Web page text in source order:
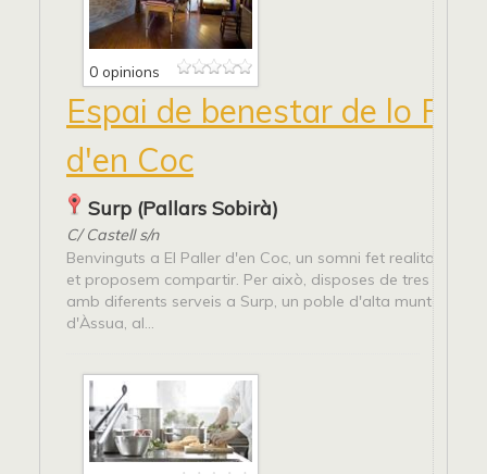
0 opinions
Espai de benestar de lo
d'en Coc
Surp (Pallars Sobirà)
C/ Castell s/n
Benvinguts a El Paller d'en Coc, un somni fet realitat, el
et proposem compartir. Per això, disposes de tres
amb diferents serveis a Surp, un poble d'alta muntanya a
d'Àssua, al...